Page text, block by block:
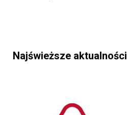
Najświeższe aktualności